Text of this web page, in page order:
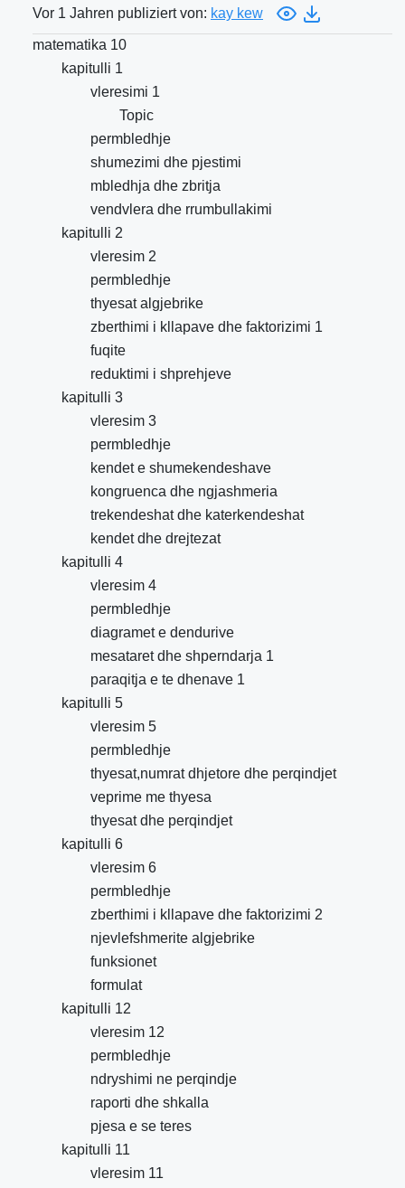
Vor 1 Jahren publiziert von: kay kew
matematika 10
kapitulli 1
vleresimi 1
Topic
permbledhje
shumezimi dhe pjestimi
mbledhja dhe zbritja
vendvlera dhe rrumbullakimi
kapitulli 2
vleresim 2
permbledhje
thyesat algjebrike
zberthimi i kllapave dhe faktorizimi 1
fuqite
reduktimi i shprehjeve
kapitulli 3
vleresim 3
permbledhje
kendet e shumekendeshave
kongruenca dhe ngjashmeria
trekendeshat dhe katerkendeshat
kendet dhe drejtezat
kapitulli 4
vleresim 4
permbledhje
diagramet e dendurive
mesataret dhe shperndarja 1
paraqitja e te dhenave 1
kapitulli 5
vleresim 5
permbledhje
thyesat,numrat dhjetore dhe perqindjet
veprime me thyesa
thyesat dhe perqindjet
kapitulli 6
vleresim 6
permbledhje
zberthimi i kllapave dhe faktorizimi 2
njevlefshmerite algjebrike
funksionet
formulat
kapitulli 12
vleresim 12
permbledhje
ndryshimi ne perqindje
raporti dhe shkalla
pjesa e se teres
kapitulli 11
vleresim 11